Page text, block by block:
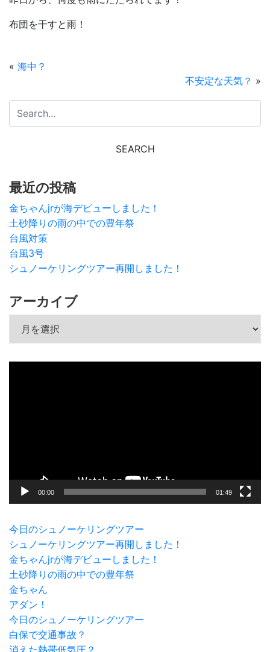
布団を干すと雨！
« 海中？
不安定な天気？ »
最近の投稿
金ちゃんjrが海デビューしました！
土砂降りの雨の中での豊年祭
台風対策
台風3号
シュノーケリングツアー再開しました！
アーカイブ
00:00 01:49
今日のシュノーケリングツアー
シュノーケリングツアー再開しました！
金ちゃんjrが海デビューしました！
土砂降りの雨の中での豊年祭
金ちゃん
アダン！
今日のシュノーケリングツアー
白保で交通事故？
消えた熱帯低気圧？